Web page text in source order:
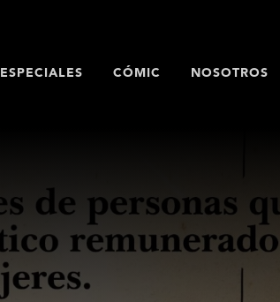
ESPECIALES CÓMIC NOSOTROS